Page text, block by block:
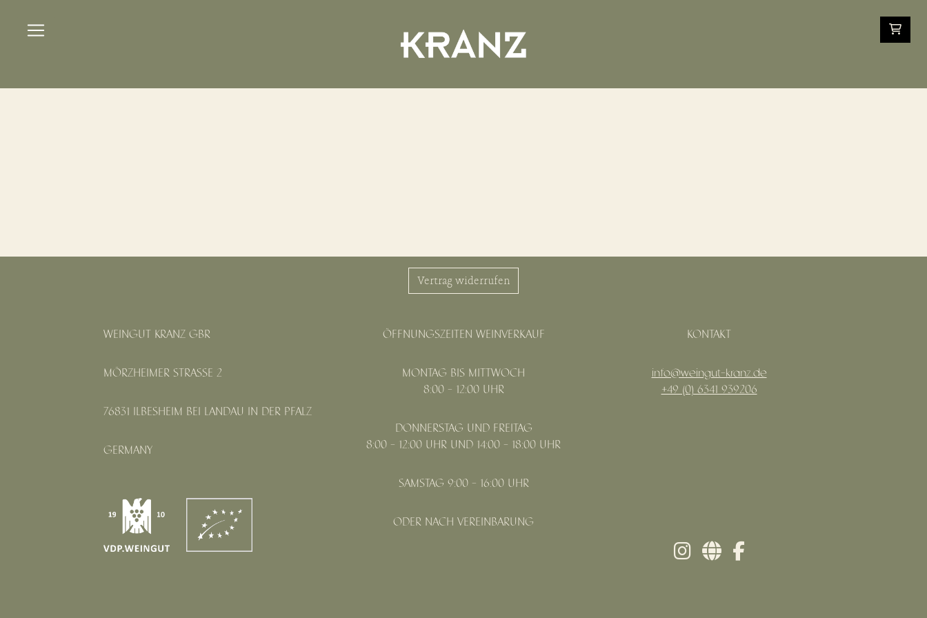
Vertrag widerrufen
WEINGUT KRANZ GBR
MÖRZHEIMER STRASSE 2
76831 ILBESHEIM BEI LANDAU IN DER PFALZ
GERMANY
ÖFFNUNGSZEITEN WEINVERKAUF
MONTAG BIS MITTWOCH
8:00 - 12:00 UHR
DONNERSTAG UND FREITAG
8:00 - 12:00 UHR UND 14:00 - 18:00 UHR
SAMSTAG 9:00 - 16:00 UHR
ODER NACH VEREINBARUNG
KONTAKT
info@weingut-kranz.de
+49 (0) 6341 939206